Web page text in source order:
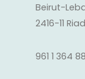
Beirut-
2416-11
961 1 364